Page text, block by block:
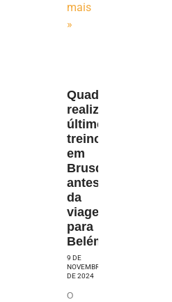
mais
»
Quadricolor
realiza
último
treino
em
Brusque,
antes
da
viagem
para
Belém
9 DE
NOVEMBRO
DE 2024
O